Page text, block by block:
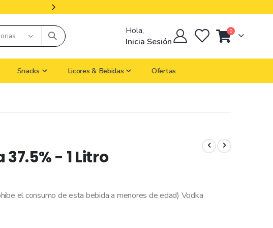
Hola,
Inicia Sesión
Cart
0artículos
Snacks Licores & Bebidas Ofertas
- 1 Litro
el consumo de esta bebida a menores de edad) Vodka